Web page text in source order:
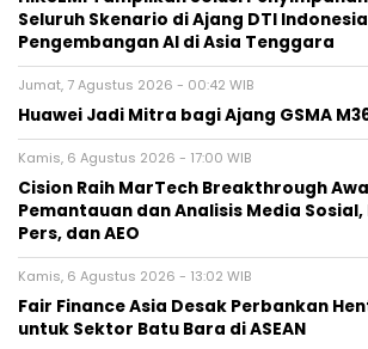
Seluruh Skenario di Ajang DTI
Pengembangan AI di Asia Tenggara
Jumat, 7 Agustus 2026 - 00:42 WIB
Huawei Jadi Mitra bagi Ajang GSMA
Kamis, 6 Agustus 2026 - 17:00 WIB
Cision Raih MarTech Breakthrough
Pemantauan dan Analisis Media
Pers, dan AEO
Kamis, 6 Agustus 2026 - 13:02 WIB
Fair Finance Asia Desak Perbankan
untuk Sektor Batu Bara di ASEAN